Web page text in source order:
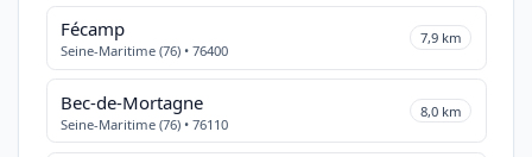
Fécamp
Seine-Maritime (76) • 76400
7,9 km
Bec-de-Mortagne
Seine-Maritime (76) • 76110
8,0 km